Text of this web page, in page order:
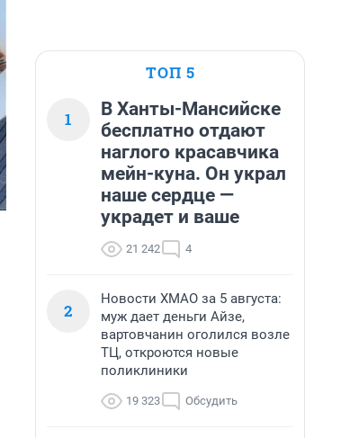
ТОП 5
1
В Ханты-Мансийске
бесплатно отдают
наглого красавчика
мейн-куна. Он украл
наше сердце —
украдет и ваше
21 242 4
2
Новости ХМАО за 5 августа:
муж дает деньги Айзе,
вартовчанин оголился возле
ТЦ, откроются новые
поликлиники
19 323 Обсудить